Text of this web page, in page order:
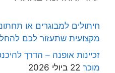
חיתולים למבוגרים או
מקצועית שתעזור לכם
זכיינות אופנה – הדרך
מוכר 22 ביולי 2026